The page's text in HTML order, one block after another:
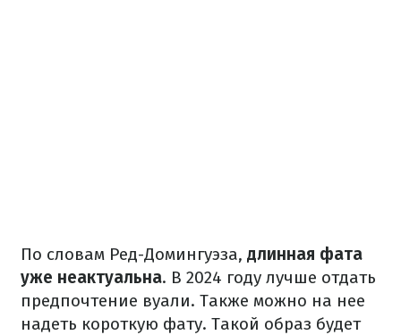
По словам Ред-Домингуэза, длинная фата
уже неактуальна. В 2024 году лучше отдать
предпочтение вуали. Также можно на нее
надеть короткую фату. Такой образ будет